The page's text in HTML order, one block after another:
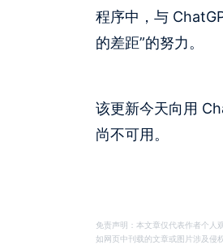
程序中，与
的差距”的努力。
该更新今天向用
尚不可用。
免责声明：本文章仅代表作者个人
如网页中刊载的文章或图片涉及侵